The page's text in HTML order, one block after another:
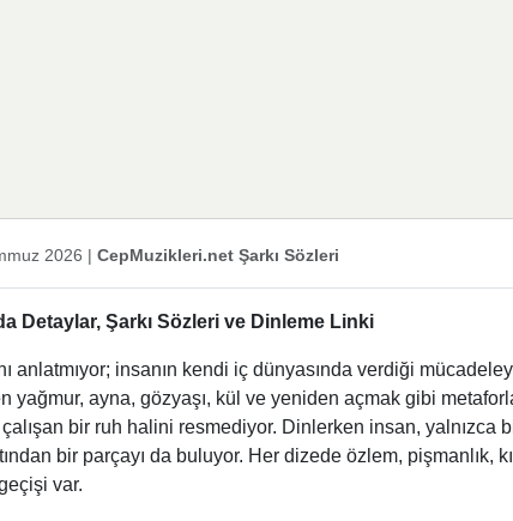
2026 | CepMuzikleri.net Şarkı Sözleri
Detaylar, Şarkı Sözleri ve Dinleme Linki
anlatmıyor; insanın kendi iç dünyasında verdiği
ayna, gözyaşı, kül ve yeniden açmak gibi
bir ruh halini resmediyor. Dinlerken insan, yalnızca
bir parçayı da buluyor. Her dizede özlem, pişmanlık,
var.